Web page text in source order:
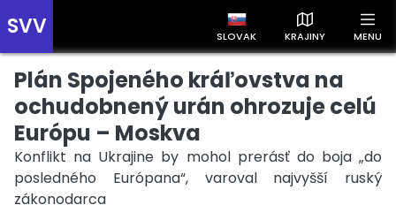
SVV SLOVAK KRAJINY MENU
Prehľad správ podľa krajín
Zobrazte si správy rozdelené podľa krajín a získajte rýchly
prehľad o dianí vo svete.
Plán Spojeného kráľovstva na
ochudobnený urán ohrozuje celú
Európu – Moskva
Konflikt na Ukrajine by mohol prerásť do boja „do
posledného Európana“, varoval najvyšší ruský
zákonodarca